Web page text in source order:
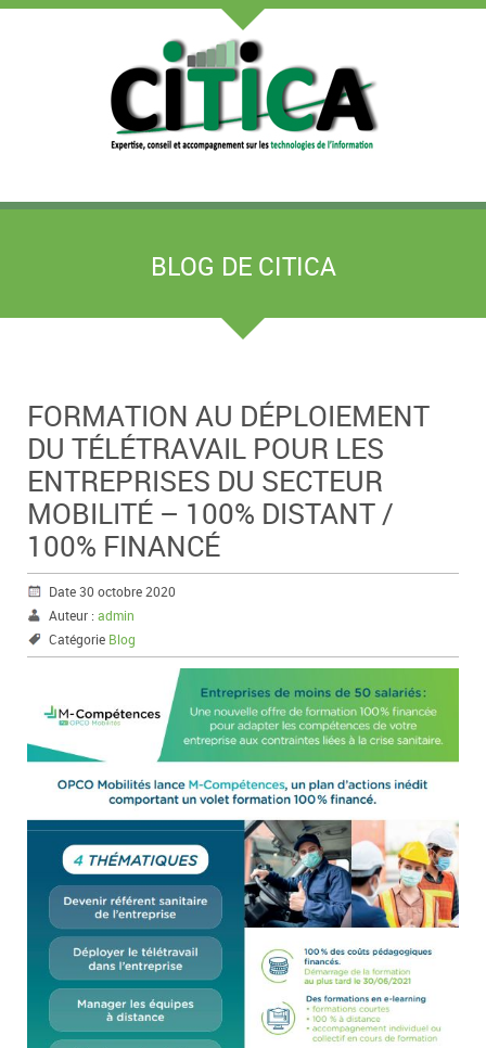
BLOG DE CITICA
FORMATION AU DÉPLOIEMENT
DU TÉLÉTRAVAIL POUR LES
ENTREPRISES DU SECTEUR
MOBILITÉ – 100% DISTANT /
100% FINANCÉ
Date 30 octobre 2020
Auteur : admin
Catégorie Blog